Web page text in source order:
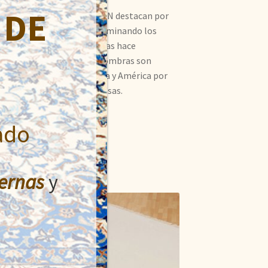
Las alfombras FARAHAN destacan por
bien cuidados, predominando los
tienen un brillo que las hace
muy suaves. Estas alfombras son
gran demanda en Europa y América por
para embellecer las casas.
y